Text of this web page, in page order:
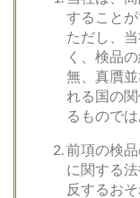
することが
ただし、
く、検品
無、真贋
れる国の
るものでは
前項の検
に関する
反するお